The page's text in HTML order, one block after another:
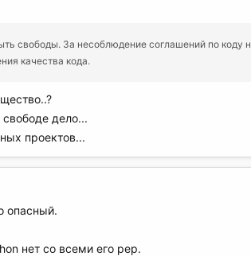
свободы. За несоблюдение соглашений по коду
качества кода.
свободе дело...
проектов...
опасный.
нет со всеми его pep.